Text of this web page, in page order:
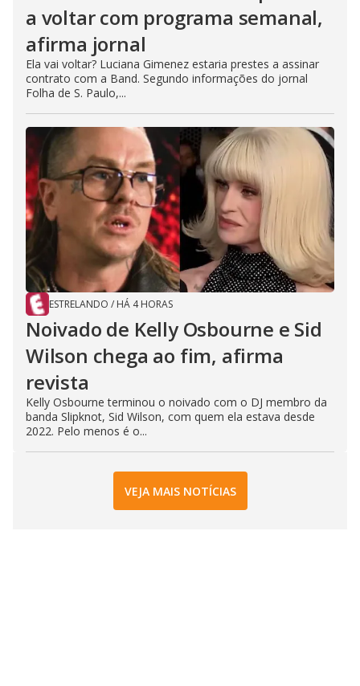
a voltar com programa semanal,
afirma jornal
Ela vai voltar? Luciana Gimenez estaria prestes a assinar
contrato com a Band. Segundo informações do jornal
Folha de S. Paulo,...
ESTRELANDO / HÁ 4 HORAS
Noivado de Kelly Osbourne e Sid
Wilson chega ao fim, afirma
revista
Kelly Osbourne terminou o noivado com o DJ membro da
banda Slipknot, Sid Wilson, com quem ela estava desde
2022. Pelo menos é o...
VEJA MAIS NOTÍCIAS